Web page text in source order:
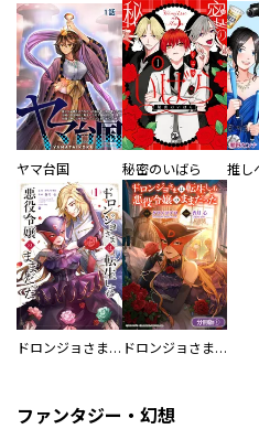
ヤマ台国 秘密のいばら
ドロンジョさまは転生しても悪役令嬢のままだった ドロンジョさまは転生しても悪役令嬢のままだった【分冊版】
ファンタジー・幻想